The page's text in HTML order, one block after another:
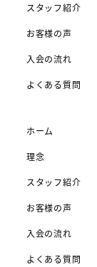
スタッフ紹介
お客様の声
入会の流れ
よくある質問
ホーム
理念
スタッフ紹介
お客様の声
入会の流れ
よくある質問